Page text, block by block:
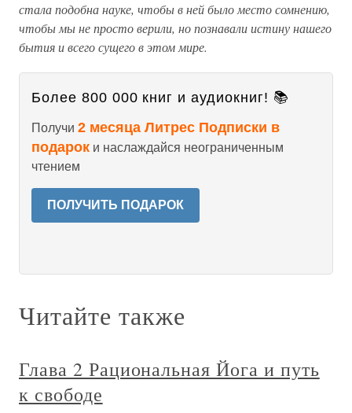
стала подобна науке, чтобы в ней было место сомнению,
чтобы мы не просто верили, но познавали истину нашего
бытия и всего сущего в этом мире.
Более 800 000 книг и аудиокниг! 📚
Получи 2 месяца Литрес Подписки в
подарок и наслаждайся неограниченным
чтением
ПОЛУЧИТЬ ПОДАРОК
Читайте также
Глава 2 Рациональная Йога и путь
к свободе